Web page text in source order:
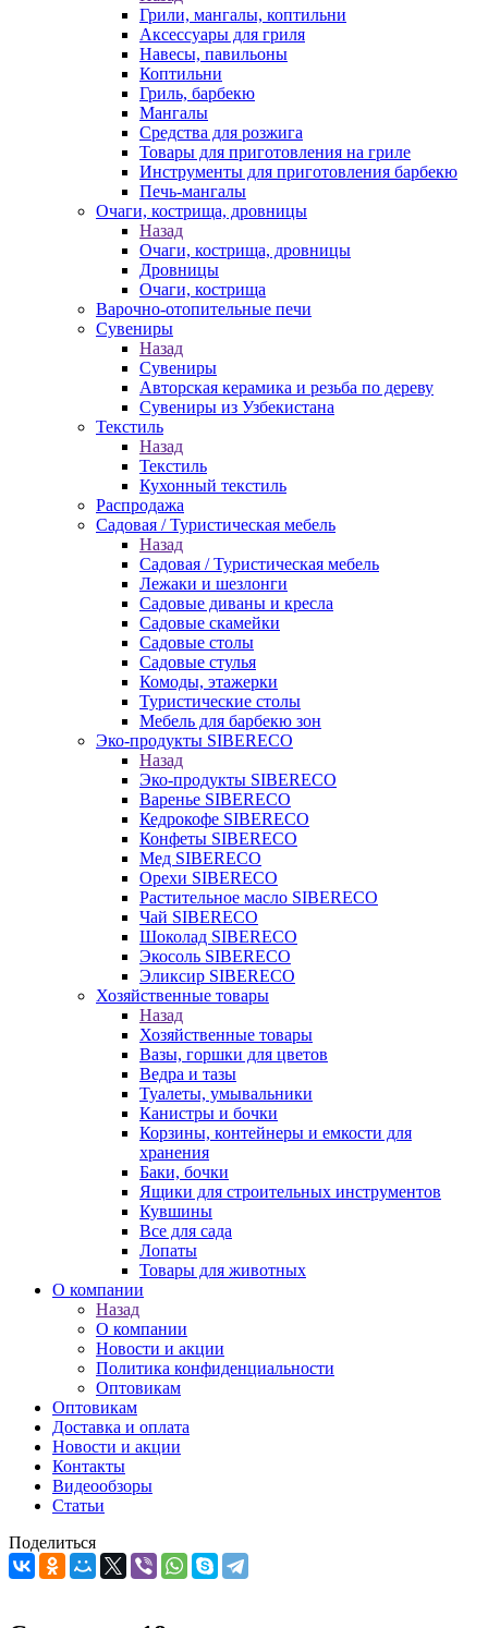
Грили, мангалы, коптильни
Аксессуары для гриля
Навесы, павильоны
Коптильни
Гриль, барбекю
Мангалы
Средства для розжига
Товары для приготовления на гриле
Инструменты для приготовления барбекю
Печь-мангалы
Очаги, кострища, дровницы
Назад
Очаги, кострища, дровницы
Дровницы
Очаги, кострища
Варочно-отопительные печи
Сувениры
Назад
Сувениры
Авторская керамика и резьба по дереву
Сувениры из Узбекистана
Текстиль
Назад
Текстиль
Кухонный текстиль
Распродажа
Садовая / Туристическая мебель
Назад
Садовая / Туристическая мебель
Лежаки и шезлонги
Садовые диваны и кресла
Садовые скамейки
Садовые столы
Садовые стулья
Комоды, этажерки
Туристические столы
Мебель для барбекю зон
Эко-продукты SIBERECO
Назад
Эко-продукты SIBERECO
Варенье SIBERECO
Кедрокофе SIBERECO
Конфеты SIBERECO
Мед SIBERECO
Орехи SIBERECO
Растительное масло SIBERECO
Чай SIBERECO
Шоколад SIBERECO
Экосоль SIBERECO
Эликсир SIBERECO
Хозяйственные товары
Назад
Хозяйственные товары
Вазы, горшки для цветов
Ведра и тазы
Туалеты, умывальники
Канистры и бочки
Корзины, контейнеры и емкости для
хранения
Баки, бочки
Ящики для строительных инструментов
Кувшины
Все для сада
Лопаты
Товары для животных
О компании
Назад
О компании
Новости и акции
Политика конфиденциальности
Оптовикам
Оптовикам
Доставка и оплата
Новости и акции
Контакты
Видеообзоры
Статьи
Поделиться